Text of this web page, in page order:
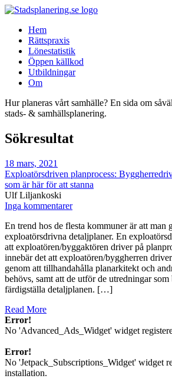
Hem
Rättspraxis
Lönestatistik
Öppen källkod
Utbildningar
Om
Hur planeras vårt samhälle? En sida om
stads- & samhällsplanering.
Sökresultat
18 mars, 2021
Exploatörsdriven planprocess:
som är här för att stanna
Ulf Liljankoski
Inga kommentarer
En trend hos de flesta kommuner är att man
exploatörsdrivna detaljplaner. En
att exploatören/byggaktören driver på
innebär det att exploatören/byggherren
genom att tillhandahålla planarkitekt och
behövs, samt att de utför de utredningar
färdigställa detaljplanen. […]
Read More
Error!
No 'Advanced_Ads_Widget' widget
Error!
No 'Jetpack_Subscriptions_Widget' widget
installation.